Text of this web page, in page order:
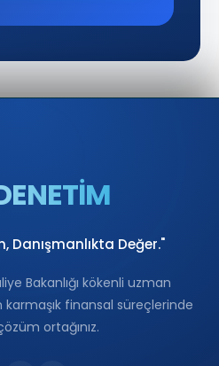
Danışmanlıkta Değer."
Bakanlığı kökenli uzman
karmaşık finansal süreçlerinde
ortağınız.